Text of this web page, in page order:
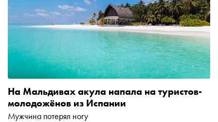
На Мальдивах акула напала на туристов-
молодожёнов из Испании
Мужчина потерял ногу